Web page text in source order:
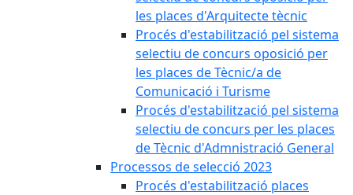
les places d'Arquitecte tècnic
Procés d'estabilització pel sistema
selectiu de concurs oposició per
les places de Tècnic/a de
Comunicació i Turisme
Procés d'estabilització pel sistema
selectiu de concurs per les places
de Tècnic d'Admnistració General
Processos de selecció 2023
Procés d'estabilització places